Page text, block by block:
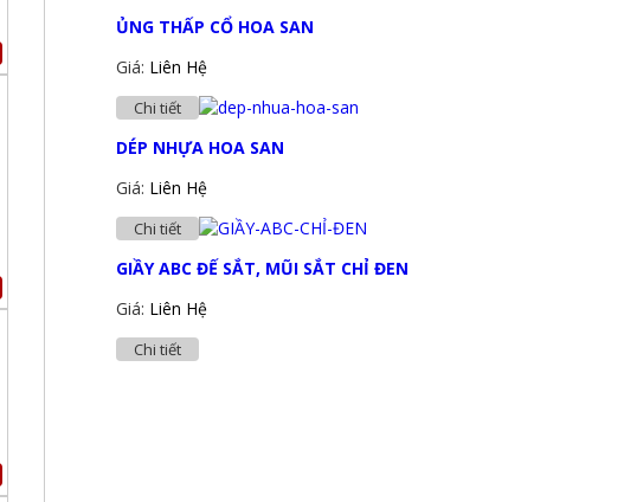
ỦNG THẤP CỔ HOA SAN
Giá: Liên Hệ
Chi tiết
DÉP NHỰA HOA SAN
Giá: Liên Hệ
Chi tiết
GIẦY ABC ĐẾ SẮT, MŨI SẮT CHỈ ĐEN
Giá: Liên Hệ
Chi tiết